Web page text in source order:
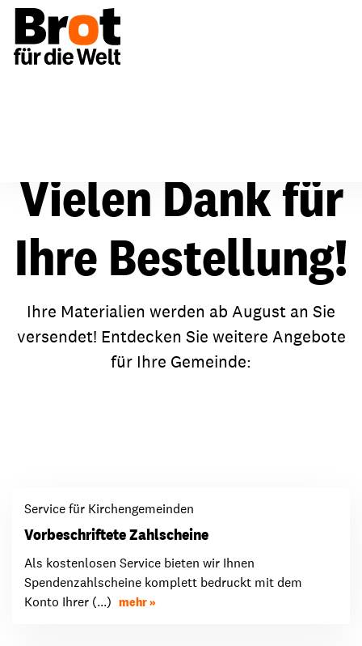
Vielen Dank für
Ihre Bestellung!
Ihre Materialien werden ab August an Sie
versendet! Entdecken Sie weitere Angebote
für Ihre Gemeinde:
Service für Kirchengemeinden
Vorbeschriftete Zahlscheine
Als kostenlosen Service bieten wir Ihnen
Spendenzahlscheine komplett bedruckt mit dem
Konto Ihrer (...) mehr